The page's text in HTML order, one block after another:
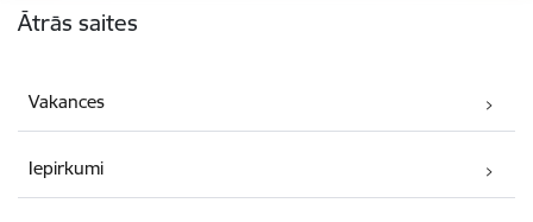
Ātrās saites
Vakances
Iepirkumi